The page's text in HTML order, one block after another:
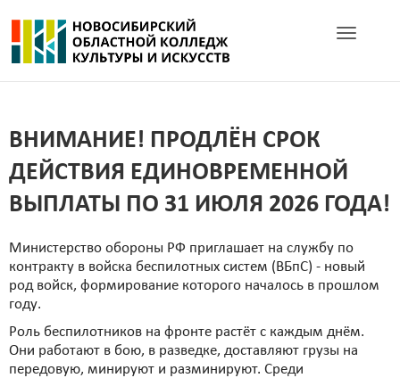
Toggle
ВНИМАНИЕ! ПРОДЛЁН СРОК
ДЕЙСТВИЯ ЕДИНОВРЕМЕННОЙ
ВЫПЛАТЫ ПО 31 ИЮЛЯ 2026 ГОДА!
Министерство обороны РФ приглашает на службу по
контракту в войска беспилотных систем (ВБпС) - новый
род войск, формирование которого началось в прошлом
году.
Роль беспилотников на фронте растёт с каждым днём.
Они работают в бою, в разведке, доставляют грузы на
передовую, минируют и разминируют. Среди